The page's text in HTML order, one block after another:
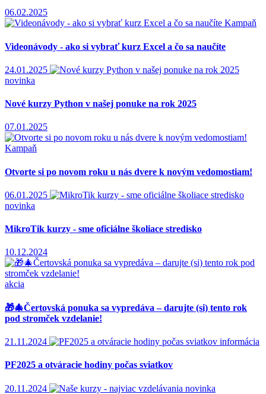
06.02.2025
Kampaň
Videonávody - ako si vybrať kurz Excel a čo sa naučíte
24.01.2025
novinka
Nové kurzy Python v našej ponuke na rok 2025
07.01.2025
Kampaň
Otvorte si po novom roku u nás dvere k novým vedomostiam!
06.01.2025
novinka
MikroTik kurzy - sme oficiálne školiace stredisko
10.12.2024
akcia
🎁🎄Čertovská ponuka sa vypredáva – darujte (si) tento rok
pod stromček vzdelanie!
21.11.2024 informácia
PF2025 a otváracie hodiny počas sviatkov
20.11.2024 novinka